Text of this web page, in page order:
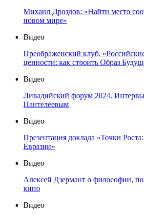
Михаил Дроздов: «Найти место
новом мире»
Видео
Преображенский клуб.
ценности: как строить Образ
Видео
Ливадийский форум 2024.
Пантелеевым
Видео
Презентация доклада «Точки
Евразии»
Видео
Алексей Дзермант о философии,
кино
Видео